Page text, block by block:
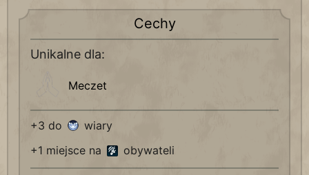
Cechy
Unikalne dla:
Meczet
+3 do
wiary
+1 miejsce na
obywateli